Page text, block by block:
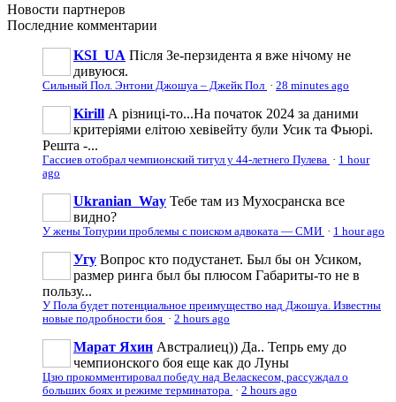
Новости партнеров
Последние комментарии
KSI_UA Після Зе-перзидента я вже нічому не
дивуюся.
Сильный Пол. Энтони Джошуа – Джейк Пол · 28 minutes ago
Kirill А різниці-то...На початок 2024 за даними
критеріями елітою хевівейту були Усик та Фьюрі.
Решта -...
Гассиев отобрал чемпионский титул у 44-летнего Пулева · 1 hour
ago
Ukranian_Way Тебе там из Мухосранска все
видно?
У жены Топурии проблемы с поиском адвоката — СМИ · 1 hour ago
Угу Вопрос кто подустанет. Был бы он Усиком,
размер ринга был бы плюсом Габариты-то не в
пользу...
У Пола будет потенциальное преимущество над Джошуа. Известны
новые подробности боя · 2 hours ago
Марат Яхин Австралиец)) Да.. Тепрь ему до
чемпионского боя еще как до Луны
Цзю прокомментировал победу над Веласкесом, рассуждал о
больших боях и режиме терминатора · 2 hours ago